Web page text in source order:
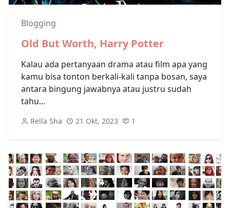
Blogging
Old But Worth, Harry Potter
Kalau ada pertanyaan drama atau film apa yang
kamu bisa tonton berkali-kali tanpa bosan, saya
antara bingung jawabnya atau justru sudah
tahu...
Rella Sha 21 Okt, 2023 1